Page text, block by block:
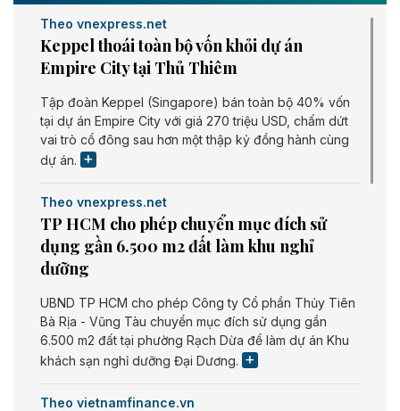
Theo vnexpress.net
Keppel thoái toàn bộ vốn khỏi dự án
Empire City tại Thủ Thiêm
Tập đoàn Keppel (Singapore) bán toàn bộ 40% vốn
tại dự án Empire City với giá 270 triệu USD, chấm dứt
vai trò cổ đông sau hơn một thập kỷ đồng hành cùng
dự án.
Theo vnexpress.net
TP HCM cho phép chuyển mục đích sử
dụng gần 6.500 m2 đất làm khu nghỉ
dưỡng
UBND TP HCM cho phép Công ty Cổ phần Thủy Tiên
Bà Rịa - Vũng Tàu chuyển mục đích sử dụng gần
6.500 m2 đất tại phường Rạch Dừa để làm dự án Khu
khách sạn nghỉ dưỡng Đại Dương.
Theo vietnamfinance.vn